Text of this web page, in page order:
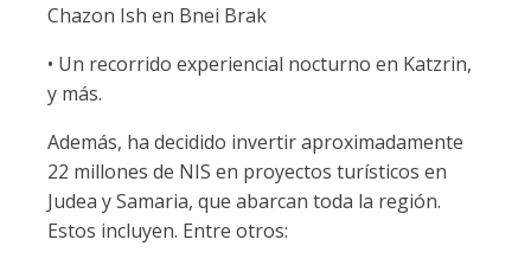
Chazon Ish en Bnei Brak
• Un recorrido experiencial nocturno en Katzrin,
y más.
Además, ha decidido invertir aproximadamente
22 millones de NIS en proyectos turísticos en
Judea y Samaria, que abarcan toda la región.
Estos incluyen. Entre otros: